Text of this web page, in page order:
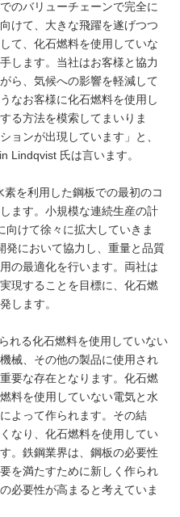
のバリューチェーンで完全に
けて、大きな飛躍を遂げつつ
て、化石燃料を使用していな
します。当社はお客様と協力
ら、気候への影響を軽減して
なお客様に化石燃料を使用し
る方法を模索してまいりま
ョンが出現しています」と、
Lindqvist 氏は言います。
を利用した鋼板での最初のコ
ます。小規模な連続生産の計
けて徐々に拡大していきま
発において協力し、重量と品質
の最適化を行います。両社は
現することを目標に、化石燃
します。
れる化石燃料を使用していない
械、その他の製品に使用され
要な存在となります。化石燃
料を使用していない電気と水
よって作られます。その結
なり、化石燃料を使用してい
。鉄鋼業界は、鋼板の必要性
を満たすために新しく作られ
必要性が高まると考えていま